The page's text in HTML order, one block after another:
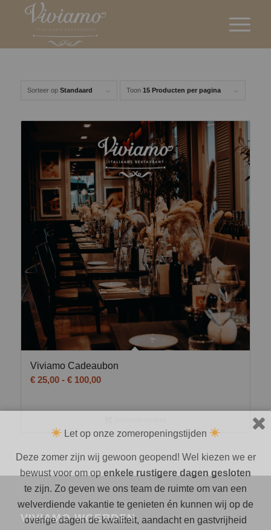
Sorteer op Standaard Toon 15 Producten per pagina
Viviamo Cadeaubon
€25,00 - €100,00Prijsklasse:
VIVIAMO WOERDEN
Let op onze zomeropeningstijden
Deze zomer zijn wij gewoon geopend! Wel kiezen we er
bewust voor om op enkele rustigere dagen gesloten
te zijn. Zo geven we ons team de ruimte om van een
welverdiende vakantie te genieten én kunnen wij op de
overige dagen de kwaliteit, aandacht en gastvrijheid